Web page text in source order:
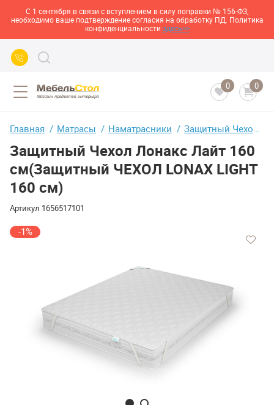
С 1 сентября в связи с вступлением в силу поправки № 156-ФЗ,
необходимо ваше подтверждение согласия на обработку ПД. Политика
конфиденциальности здесь>>
0 0
Главная Матрасы Наматрасники Защитный Чехол Лонакс Лайт 160 см(Защитный ЧЕХОЛ LONAX LIGHT 160 см)
Защитный Чехол Лонакс Лайт 160
см(Защитный ЧЕХОЛ LONAX LIGHT
160 см)
Артикул 1656517101
-1%